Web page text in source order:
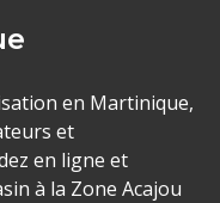
en Martinique,
et
en ligne et
à la Zone Acajou